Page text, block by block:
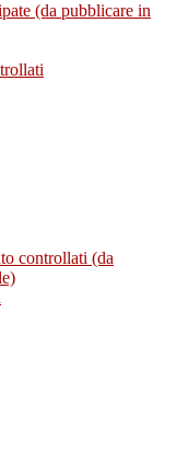
(da pubblicare in
controllati (da